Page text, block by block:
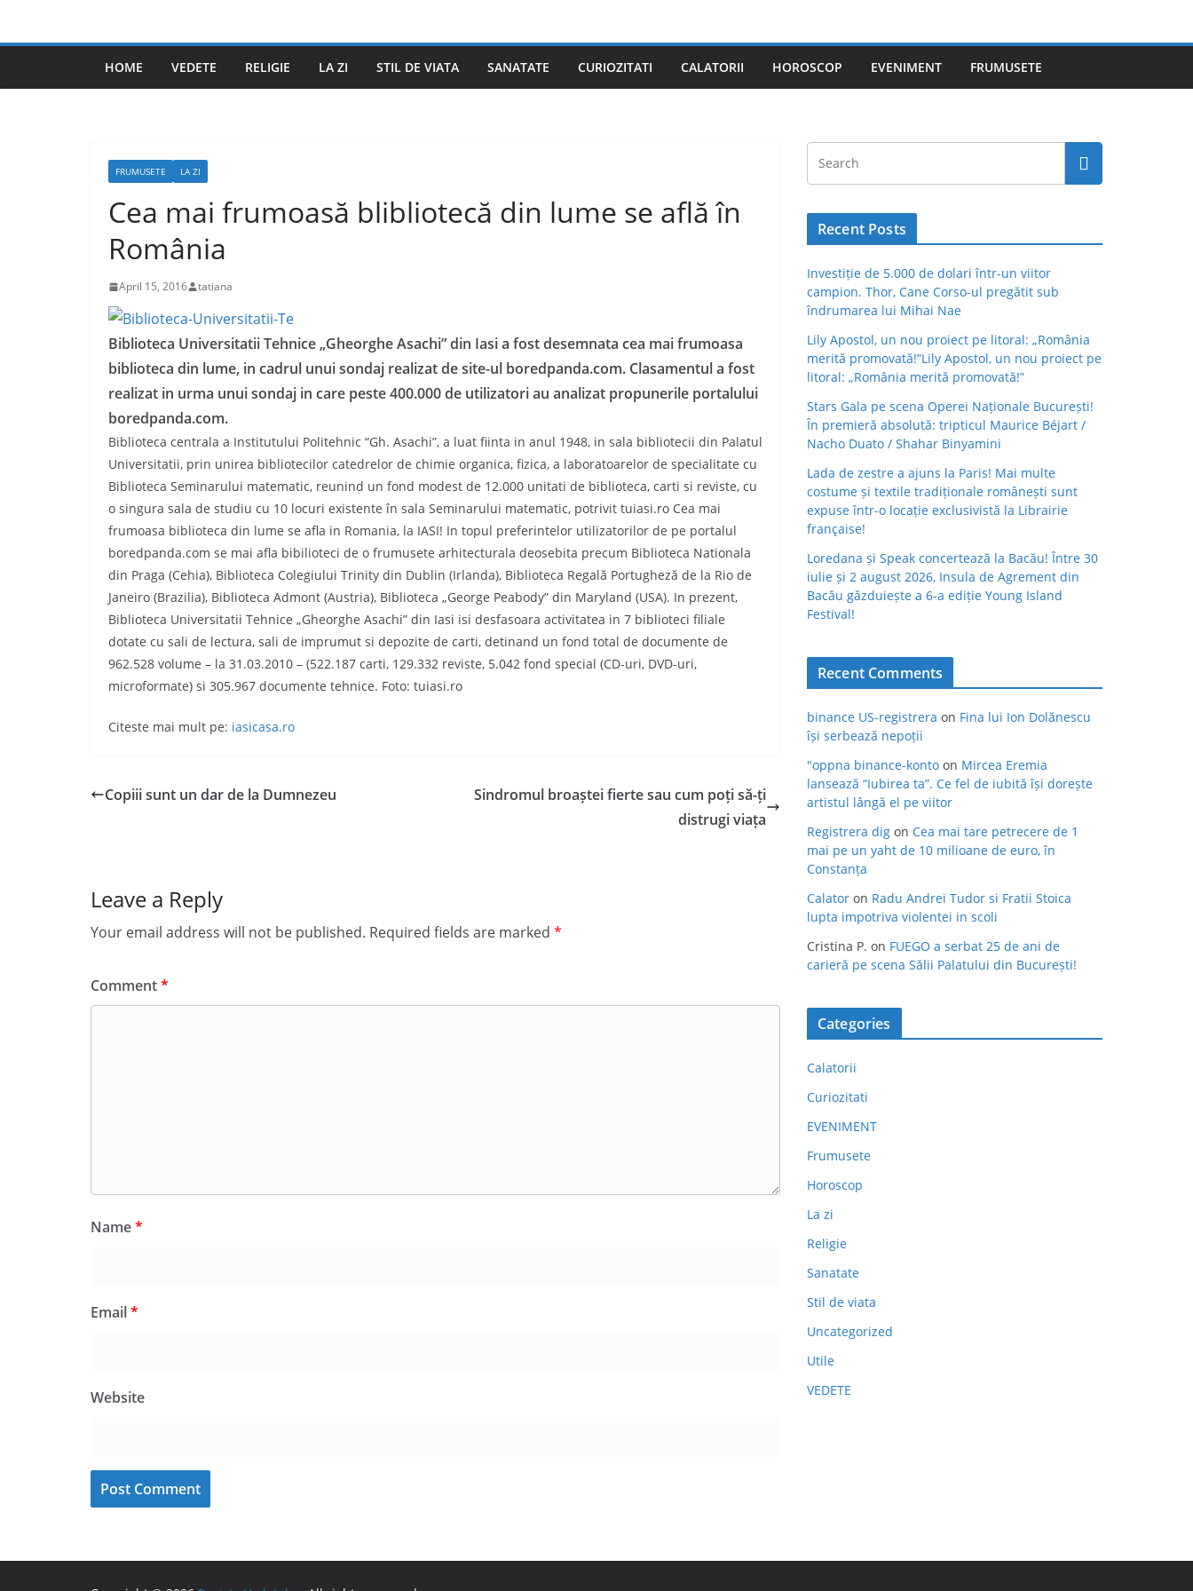
HOME VEDETE RELIGIE LA ZI STIL DE VIATA SANATATE CURIOZITATI CALATORII HOROSCOP EVENIMENT FRUMUSETE
FRUMUSETE LA ZI
Cea mai frumoasă blibliotecă din lume se află în
România
April 15, 2016 tatiana
Biblioteca Universitatii Tehnice „Gheorghe Asachi” din Iasi a fost desemnata cea mai frumoasa
biblioteca din lume, in cadrul unui sondaj realizat de site-ul boredpanda.com. Clasamentul a fost
realizat in urma unui sondaj in care peste 400.000 de utilizatori au analizat propunerile portalului
boredpanda.com.
Biblioteca centrala a Institutului Politehnic “Gh. Asachi”, a luat fiinta in anul 1948, in sala bibliotecii din Palatul
Universitatii, prin unirea bibliotecilor catedrelor de chimie organica, fizica, a laboratoarelor de specialitate cu
Biblioteca Seminarului matematic, reunind un fond modest de 12.000 unitati de biblioteca, carti si reviste, cu
o singura sala de studiu cu 10 locuri existente în sala Seminarului matematic, potrivit tuiasi.ro Cea mai
frumoasa biblioteca din lume se afla in Romania, la IASI! In topul preferintelor utilizatorilor de pe portalul
boredpanda.com se mai afla bibilioteci de o frumusete arhitecturala deosebita precum Biblioteca Nationala
din Praga (Cehia), Biblioteca Colegiului Trinity din Dublin (Irlanda), Biblioteca Regală Portugheză de la Rio de
Janeiro (Brazilia), Biblioteca Admont (Austria), Biblioteca „George Peabody” din Maryland (USA). In prezent,
Biblioteca Universitatii Tehnice „Gheorghe Asachi” din Iasi isi desfasoara activitatea in 7 biblioteci filiale
dotate cu sali de lectura, sali de imprumut si depozite de carti, detinand un fond total de documente de
962.528 volume – la 31.03.2010 – (522.187 carti, 129.332 reviste, 5.042 fond special (CD-uri, DVD-uri,
microformate) si 305.967 documente tehnice. Foto: tuiasi.ro
Citeste mai mult pe: iasicasa.ro
Copiii sunt un dar de la Dumnezeu
Sindromul broaștei fierte sau cum poți să-ți
distrugi viața
Leave a Reply
Your email address will not be published. Required fields are marked *
Comment*
Name*
Email*
Website
Recent Posts
Investiție de 5.000 de dolari într-un viitor
campion. Thor, Cane Corso-ul pregătit sub
îndrumarea lui Mihai Nae
Lily Apostol, un nou proiect pe litoral: „România
merită promovată!”Lily Apostol, un nou proiect pe
litoral: „România merită promovată!”
Stars Gala pe scena Operei Naționale București!
În premieră absolută: tripticul Maurice Béjart /
Nacho Duato / Shahar Binyamini
Lada de zestre a ajuns la Paris! Mai multe
costume și textile tradiționale românești sunt
expuse într-o locație exclusivistă la Librairie
française!
Loredana și Speak concertează la Bacău! Între 30
iulie și 2 august 2026, Insula de Agrement din
Bacău găzduiește a 6-a ediție Young Island
Festival!
Recent Comments
binance US-registrera on Fina lui Ion Dolănescu
își serbează nepoții
"oppna binance-konto on Mircea Eremia
lansează “Iubirea ta”. Ce fel de iubită își dorește
artistul lângă el pe viitor
Registrera dig on Cea mai tare petrecere de 1
mai pe un yaht de 10 milioane de euro, în
Constanța
Calator on Radu Andrei Tudor si Fratii Stoica
lupta impotriva violentei in scoli
Cristina P. on FUEGO a serbat 25 de ani de
carieră pe scena Sălii Palatului din București!
Categories
Calatorii
Curiozitati
EVENIMENT
Frumusete
Horoscop
La zi
Religie
Sanatate
Stil de viata
Uncategorized
Utile
VEDETE